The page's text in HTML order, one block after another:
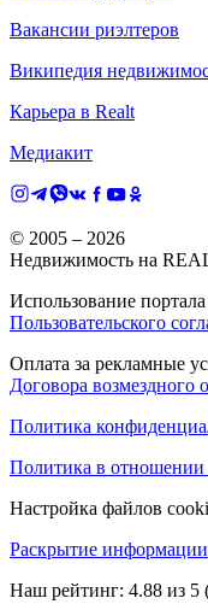
Вакансии риэлтеров
Википедия
Карьера в Realt
Медиакит
© 2005 – 2026
Недвижимость на
Использование
Пользовательского
Оплата за рекламные
Договора возмездного
Политика
Политика в отношении
Настройка файлов
Раскрытие информации
Наш рейтинг: 4.88 из 5